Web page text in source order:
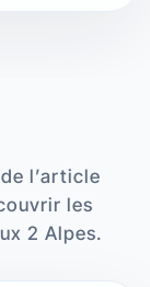
l’article
les
2 Alpes.